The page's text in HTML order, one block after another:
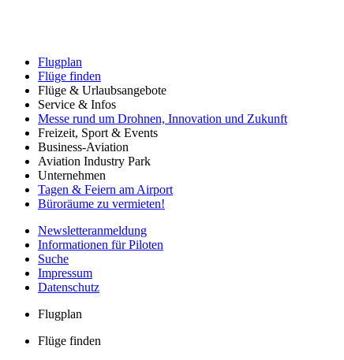
Flugplan
Flüge finden
Flüge & Urlaubsangebote
Service & Infos
Messe rund um Drohnen, Innovation und Zukunft
Freizeit, Sport & Events
Business-Aviation
Aviation Industry Park
Unternehmen
Tagen & Feiern am Airport
Büroräume zu vermieten!
Newsletteranmeldung
Informationen für Piloten
Suche
Impressum
Datenschutz
Flugplan
Flüge finden